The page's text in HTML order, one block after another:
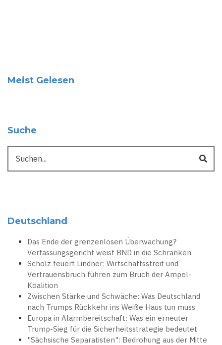
Meist Gelesen
Suche
Deutschland
Das Ende der grenzenlosen Überwachung?
Verfassungsgericht weist BND in die Schranken
Scholz feuert Lindner: Wirtschaftsstreit und
Vertrauensbruch führen zum Bruch der Ampel-
Koalition
Zwischen Stärke und Schwäche: Was Deutschland
nach Trumps Rückkehr ins Weiße Haus tun muss
Europa in Alarmbereitschaft: Was ein erneuter
Trump-Sieg für die Sicherheitsstrategie bedeutet
"Sächsische Separatisten": Bedrohung aus der Mitte